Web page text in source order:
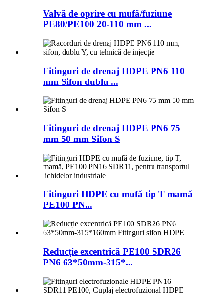
Valvă de oprire cu mufă/fuziune
PE80/PE100 20-110 mm ...
Fitinguri de drenaj HDPE PN6 110
mm Sifon dublu ...
Fitinguri de drenaj HDPE PN6 75
mm 50 mm Sifon S
Fitinguri HDPE cu mufă tip T mamă
PE100 PN...
Reducție excentrică PE100 SDR26
PN6 63*50mm-315*...